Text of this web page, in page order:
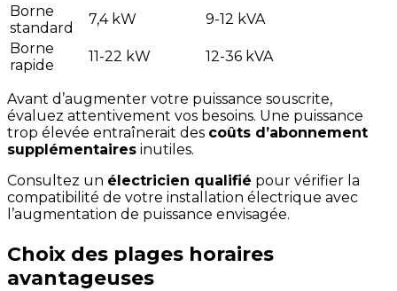
Borne
standard
7,4 kW
9-12 kVA
Borne
rapide
11-22 kW 12-36 kVA
Avant d’augmenter votre puissance souscrite,
évaluez attentivement vos besoins. Une puissance
trop élevée entraînerait des coûts d’abonnement
supplémentaires inutiles.
Consultez un électricien qualifié pour vérifier la
compatibilité de votre installation électrique avec
l’augmentation de puissance envisagée.
Choix des plages horaires
avantageuses